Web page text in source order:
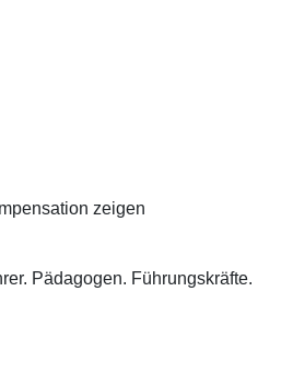
zeigen
Pädagogen. Führungskräfte.